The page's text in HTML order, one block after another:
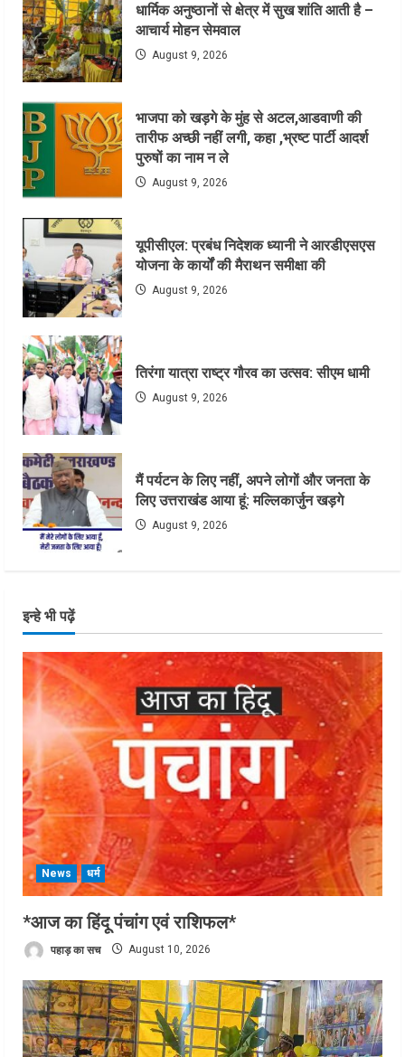
धार्मिक अनुष्ठानों से क्षेत्र में सुख शांति आती है –
आचार्य मोहन सेमवाल
August 9, 2026
भाजपा को खड़गे के मुंह से अटल,आडवाणी की
तारीफ अच्छी नहीं लगी, कहा ,भ्रष्ट पार्टी आदर्श
पुरुषों का नाम न ले
August 9, 2026
यूपीसीएल: प्रबंध निदेशक ध्यानी ने आरडीएसएस
योजना के कार्यों की मैराथन समीक्षा की
August 9, 2026
तिरंगा यात्रा राष्ट्र गौरव का उत्सव: सीएम धामी
August 9, 2026
मैं पर्यटन के लिए नहीं, अपने लोगों और जनता के
लिए उत्तराखंड आया हूं: मल्लिकार्जुन खड़गे
August 9, 2026
इन्हे भी पढ़ें
News धर्म
*आज का हिंदू पंचांग एवं राशिफल*
पहाड़ का सच August 10, 2026